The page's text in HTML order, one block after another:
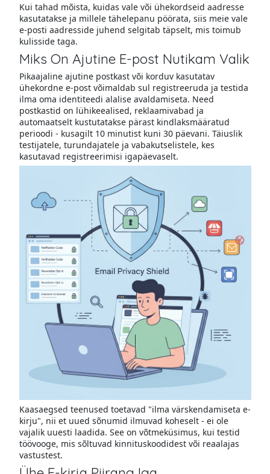
Kui tahad mõista, kuidas vale või ühekordseid aadresse
kasutatakse ja millele tähelepanu pöörata, siis meie vale
e-posti aadresside juhend selgitab täpselt, mis toimub
kulisside taga.
Miks On Ajutine E-post Nutikam Valik
Pikaajaline ajutine postkast või korduv kasutatav
ühekordne e-post võimaldab sul registreeruda ja testida
ilma oma identiteedi alalise avaldamiseta. Need
postkastid on lühikeealised, reklaamivabad ja
automaatselt kustutatakse pärast kindlaksmääratud
perioodi - kusagilt 10 minutist kuni 30 päevani. Täiuslik
testijatele, turundajatele ja vabakutselistele, kes
kasutavad registreerimisi igapäevaselt.
Kaasaegsed teenused toetavad "ilma värskendamiseta e-
kirju", nii et uued sõnumid ilmuvad koheselt - ei ole
vajalik uuesti laadida. See on võtmeküsimus, kui testid
töövooge, mis sõltuvad kinnituskoodidest või reaalajas
vastustest.